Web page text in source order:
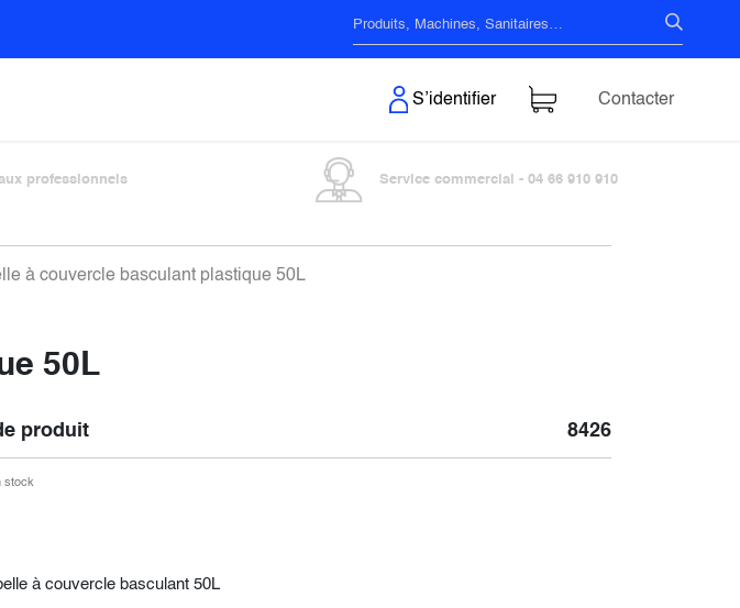
S’identifier Contacter
professionnels Service commercial - 04 66 910 910
à couvercle basculant plastique 50L
50L
produit 8426
stock
à couvercle basculant 50L